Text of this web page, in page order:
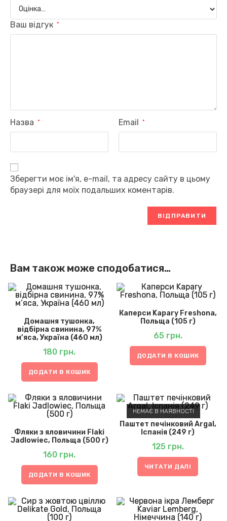
Ваш відгук *
Назва * Email *
Зберегти моє ім'я, e-mail, та адресу сайту в цьому
браузері для моїх подальших коментарів.
Вам також може сподобатися…
Домашня тушонка,
відбірна свинина, 97%
м’яса, Україна (460 мл)
180 грн.
ДОДАТИ В КОШИК
Каперси Kapary Freshona,
Польща (105 г)
65 грн.
ДОДАТИ В КОШИК
Фляки з яловичини Flaki
Jadlowiec, Польща (500 г)
160 грн.
ДОДАТИ В КОШИК
НЕМАЄ В НАЯВНОСТІ
Паштет печінковий Argal,
Іспанія (249 г)
125 грн.
ЧИТАТИ ДАЛІ